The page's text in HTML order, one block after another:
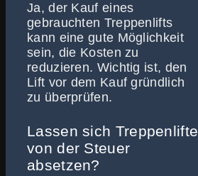
Ja, der Kauf eines
gebrauchten Treppenlifts
kann eine gute Möglichkeit
sein, die Kosten zu
reduzieren. Wichtig ist, den
Lift vor dem Kauf gründlich
zu überprüfen.
Lassen sich Treppenlifte
von der Steuer
absetzen?